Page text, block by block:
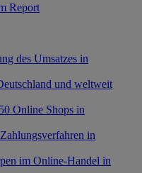
Report
des Umsatzes in
und weltweit
Online Shops in
in
im Online-Handel in